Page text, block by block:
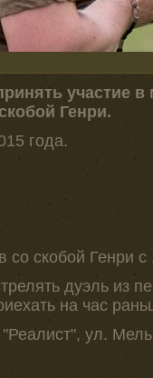
участие в
Генри.
года.
со скобой Генри
дуэль из
на час
"Реалист", ул.